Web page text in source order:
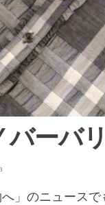
バーバ
」のニュースで